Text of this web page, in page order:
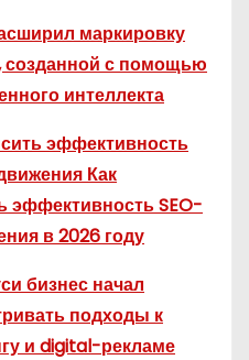
маркировку
созданной с помощью
интеллекта
эффективность
Как
эффективность SEO-
в 2026 году
бизнес начал
подходы к
и digital-рекламе